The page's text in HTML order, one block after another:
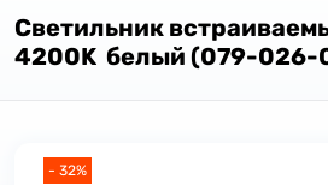
Светильник
4200K белый (079-026-
- 32%